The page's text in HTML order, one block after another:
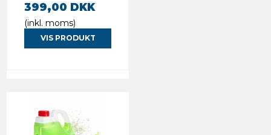
399,00 DKK
(inkl. moms)
VIS PRODUKT